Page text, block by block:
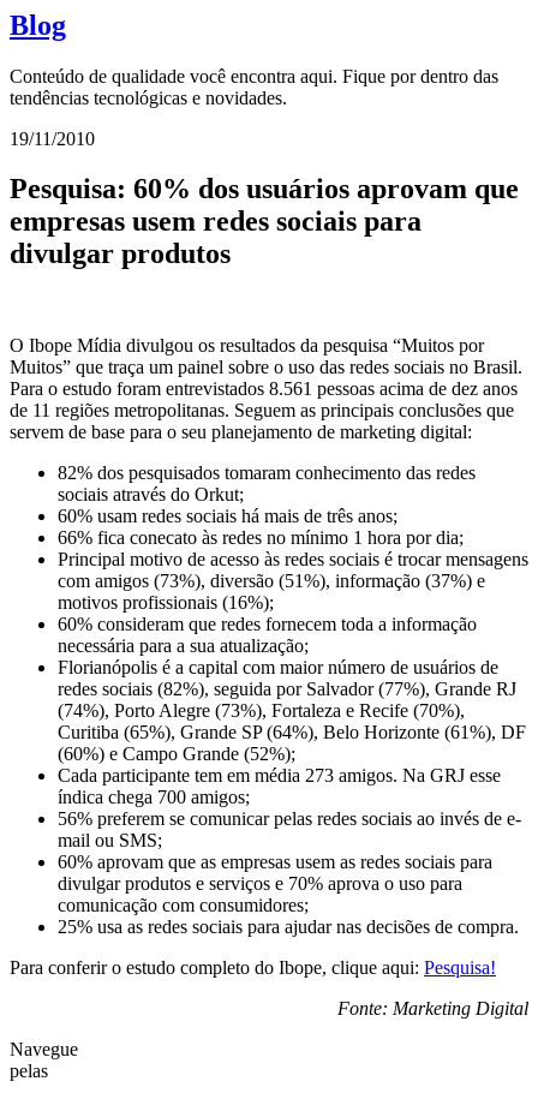
Blog
Conteúdo de qualidade você encontra aqui. Fique por dentro das
tendências tecnológicas e novidades.
19/11/2010
Pesquisa: 60% dos usuários aprovam que
empresas usem redes sociais para
divulgar produtos
O Ibope Mídia divulgou os resultados da pesquisa “Muitos por
Muitos” que traça um painel sobre o uso das redes sociais no Brasil.
Para o estudo foram entrevistados 8.561 pessoas acima de dez anos
de 11 regiões metropolitanas. Seguem as principais conclusões que
servem de base para o seu planejamento de marketing digital:
82% dos pesquisados tomaram conhecimento das redes
sociais através do Orkut;
60% usam redes sociais há mais de três anos;
66% fica conecato às redes no mínimo 1 hora por dia;
Principal motivo de acesso às redes sociais é trocar mensagens
com amigos (73%), diversão (51%), informação (37%) e
motivos profissionais (16%);
60% consideram que redes fornecem toda a informação
necessária para a sua atualização;
Florianópolis é a capital com maior número de usuários de
redes sociais (82%), seguida por Salvador (77%), Grande RJ
(74%), Porto Alegre (73%), Fortaleza e Recife (70%),
Curitiba (65%), Grande SP (64%), Belo Horizonte (61%), DF
(60%) e Campo Grande (52%);
Cada participante tem em média 273 amigos. Na GRJ esse
índica chega 700 amigos;
56% preferem se comunicar pelas redes sociais ao invés de e-
mail ou SMS;
60% aprovam que as empresas usem as redes sociais para
divulgar produtos e serviços e 70% aprova o uso para
comunicação com consumidores;
25% usa as redes sociais para ajudar nas decisões de compra.
Para conferir o estudo completo do Ibope, clique aqui: Pesquisa!
Fonte: Marketing Digital
Navegue
pelas